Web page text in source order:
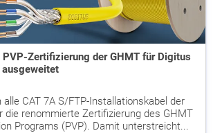
PVP-Zertifizierung der GHMT für Digitus
CAT 7A S/FTP-Installationskabel der
die renommierte Zertifizierung des GHMT
Programs (PVP). Damit unterstreicht...